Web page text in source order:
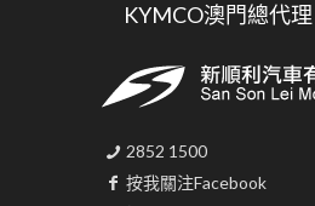
KYMCO澳門總代理
2852 1500
按我關注Facebook